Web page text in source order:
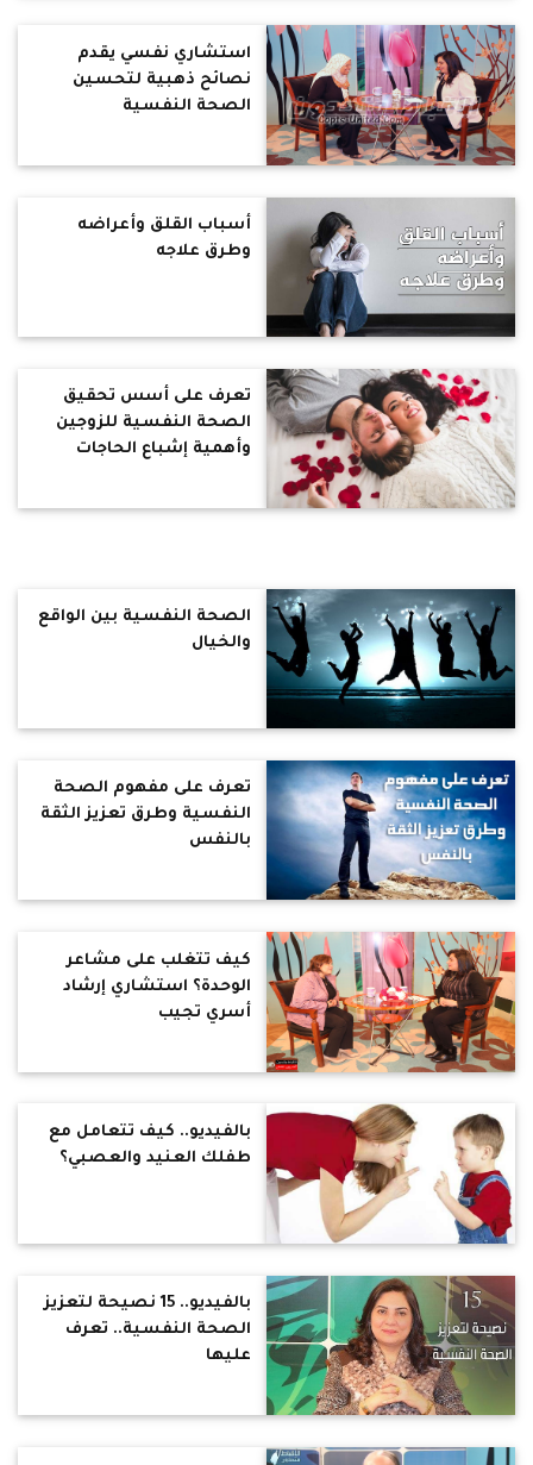
استشاري نفسي يقدم
نصائح ذهبية لتحسين
الصحة النفسية
أسباب القلق وأعراضه
وطرق علاجه
تعرف على أسس تحقيق
الصحة النفسية للزوجين
وأهمية إشباع الحاجات
الصحة النفسية بين الواقع
والخيال
تعرف على مفهوم الصحة
النفسية وطرق تعزيز الثقة
بالنفس
كيف تتغلب على مشاعر
الوحدة؟ استشاري إرشاد
أسري تجيب
بالفيديو.. كيف تتعامل مع
طفلك العنيد والعصبي؟
بالفيديو.. 15 نصيحة لتعزيز
الصحة النفسية.. تعرف
عليها